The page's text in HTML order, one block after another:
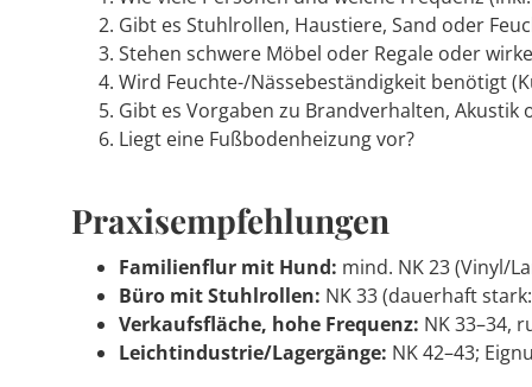
Gibt es Stuhlrollen, Haustiere, Sand oder
Stehen schwere Möbel oder Regale oder
Wird Feuchte-/Nässebeständigkeit benötigt
Gibt es Vorgaben zu Brandverhalten, Akustik
Liegt eine Fußbodenheizung vor?
Praxisempfehlungen
Familienflur mit Hund: mind. NK 23 (Vinyl/
Büro mit Stuhlrollen: NK 33 (dauerhaft
Verkaufsfläche, hohe Frequenz: NK 33–34,
Leichtindustrie/Lagergänge: NK 42–43;